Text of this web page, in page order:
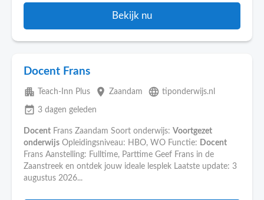
Bekijk nu
Docent Frans
apartment Teach-Inn Plus place Zaandam language tiponderwijs.nl
event_available 3 dagen geleden
Docent Frans Zaandam Soort onderwijs: Voortgezet
onderwijs Opleidingsniveau: HBO, WO Functie: Docent
Frans Aanstelling: Fulltime, Parttime Geef Frans in de
Zaanstreek en ontdek jouw ideale lesplek Laatste update: 3
augustus 2026...